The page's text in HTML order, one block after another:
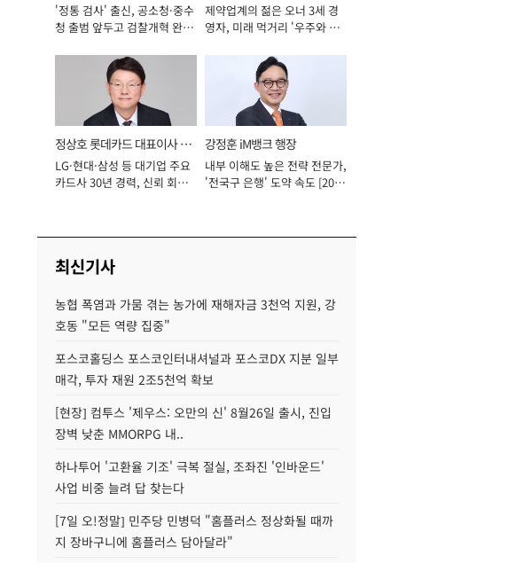
서관
'정통 검사' 출신, 공소청·중수
청 출범 앞두고 검찰개혁 완수
표이사 사장
제약업계의 젊은 오너 3세 경
영자, 미래 먹거리 '우주와 헬
정상호 롯데카드 대표이사 사
장
LG·현대·삼성 등 대기업 주요
카드사 30년 경력, 신뢰 회복
강정훈 iM뱅크 행장
내부 이해도 높은 전략 전문가,
'전국구 은행' 도약 속도 [2026
최신기사
농협 폭염과 가뭄 겪는 농가에 재해자금 3천억 지원, 강
호동 "모든 역량 집중"
포스코홀딩스 포스코인터내셔널과 포스코DX 지분 일부
매각, 투자 재원 2조5천억 확보
[현장] 컴투스 '제우스: 오만의 신' 8월26일 출시, 진입
장벽 낮춘 MMORPG 내..
하나투어 '고환율 기조' 극복 절실, 조좌진 '인바운드'
사업 비중 늘려 답 찾는다
[7일 오!정말] 민주당 민병덕 "홈플러스 정상화될 때까
지 장바구니에 홈플러스 담아달라"